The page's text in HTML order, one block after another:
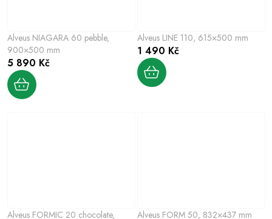
Alveus NIAGARA 60 pebble,
900×500 mm
5 890 Kč
Alveus LINE 110, 615×500 mm
1 490 Kč
Alveus FORMIC 20 chocolate,
Alveus FORM 50, 832×437 mm